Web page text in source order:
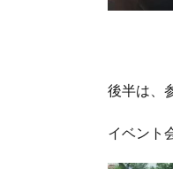
後半は、
イベント